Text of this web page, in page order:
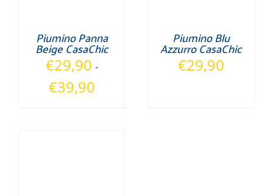
Piumino Panna
Beige CasaChic
€29,90 -
€39,90
Piumino Blu
Azzurro CasaChic
€29,90